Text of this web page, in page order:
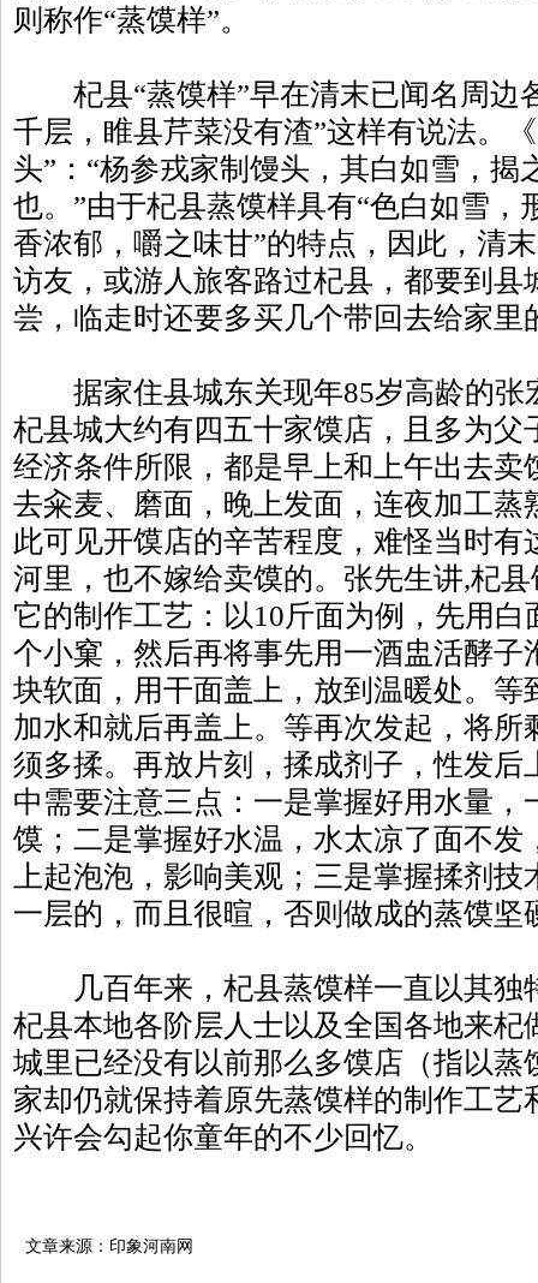
则称作“蒸馍样”。
杞县“蒸馍样”早在清末已闻名周边
千层，睢县芹菜没有渣”这样有说法。
头”：“杨参戎家制馒头，其白如雪，揭
也。”由于杞县蒸馍样具有“色白如雪，
香浓郁，嚼之味甘”的特点，因此，清
访友，或游人旅客路过杞县，都要到县
尝，临走时还要多买几个带回去给家里
据家住县城东关现年85岁高龄的张
杞县城大约有四五十家馍店，且多为父
经济条件所限，都是早上和上午出去卖
去籴麦、磨面，晚上发面，连夜加工蒸
此可见开馍店的辛苦程度，难怪当时
河里，也不嫁给卖馍的。张先生讲,杞
它的制作工艺：以10斤面为例，先用
个小窠，然后再将事先用一酒盅活酵子
块软面，用干面盖上，放到温暖处。等
加水和就后再盖上。等再次发起，将所
须多揉。再放片刻，揉成剂子，性发后
中需要注意三点：一是掌握好用水量，
馍；二是掌握好水温，水太凉了面不发
上起泡泡，影响美观；三是掌握揉剂
一层的，而且很暄，否则做成的蒸馍坚
几百年来，杞县蒸馍样一直以其独
杞县本地各阶层人士以及全国各地来杞
城里已经没有以前那么多馍店（指以蒸
家却仍就保持着原先蒸馍样的制作工艺
兴许会勾起你童年的不少回忆。
文章来源：印象河南网